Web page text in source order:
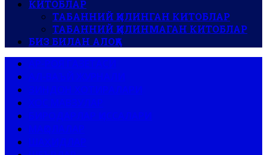
КИТОБЛАР
ТАБАННИЙ ҚИЛИНГАН КИТОБЛАР
ТАБАННИЙ ҚИЛИНМАГАН КИТОБЛАР
БИЗ БИЛАН АЛОҚА